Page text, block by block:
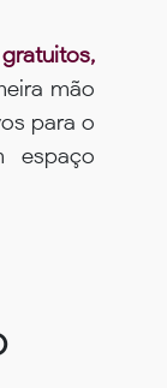
mão
para o
espaço